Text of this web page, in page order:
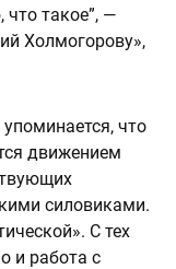
такое”, —
Холмогорову»,
что
движением
силовиками.
С тех
и работа с